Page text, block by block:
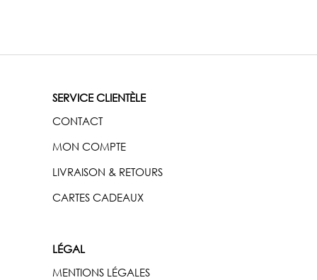
SERVICE CLIENTÈLE
CONTACT
MON COMPTE
LIVRAISON & RETOURS
CARTES CADEAUX
LÉGAL
MENTIONS LÉGALES